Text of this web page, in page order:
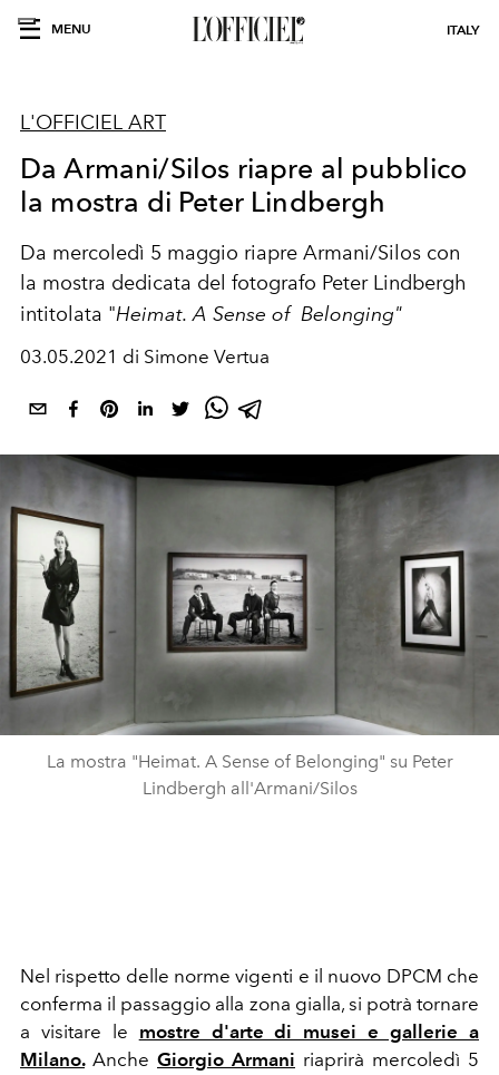
MENU ITALY
L'OFFICIEL ART
Da Armani/Silos riapre al pubblico
la mostra di Peter Lindbergh
Da mercoledì 5 maggio riapre Armani/Silos con
la mostra dedicata del fotografo Peter Lindbergh
intitolata "Heimat. A Sense of Belonging"
03.05.2021 di Simone Vertua
La mostra "Heimat. A Sense of Belonging" su Peter
Lindbergh all'Armani/Silos
Nel rispetto delle norme vigenti e il nuovo DPCM che
conferma il passaggio alla zona gialla, si potrà tornare
a visitare le mostre d'arte di musei e gallerie a
Milano. Anche Giorgio Armani riaprirà mercoledì 5